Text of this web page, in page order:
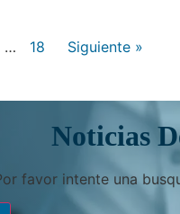
… 18 Siguiente »
Noticias
favor intente una